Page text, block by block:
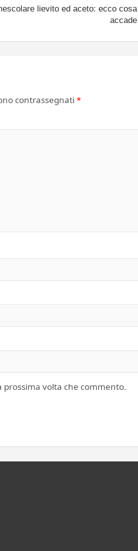
lievito ed aceto: ecco cosa
accade
contrassegnati *
prossima volta che commento.